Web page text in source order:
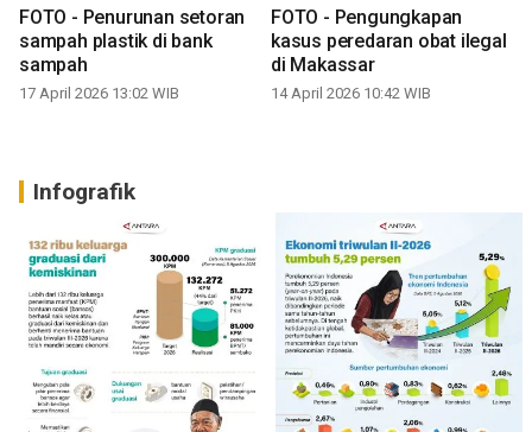
FOTO - Penurunan setoran
sampah plastik di bank
sampah
17 April 2026 13:02 WIB
FOTO - Pengungkapan
kasus peredaran obat ilegal
di Makassar
14 April 2026 10:42 WIB
Infografik